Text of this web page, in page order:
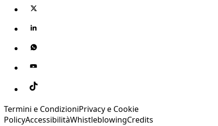
Termini e CondizioniPrivacy e Cookie
PolicyAccessibilitàWhistleblowingCredits